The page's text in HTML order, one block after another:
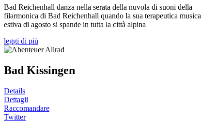
Bad Reichenhall danza nella serata della nuvola di suoni della
filarmonica di Bad Reichenhall quando la sua terapeutica musica
estiva di agosto si spande in tutta la città alpina
leggi di più
Bad Kissingen
Details
Dettagli
Raccomandare
Twitter